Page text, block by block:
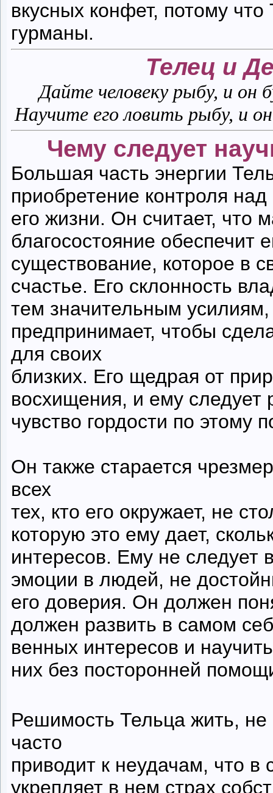
вкусных конфет, потому
гурманы.
Телец и
Дайте человеку рыбу, и он
Научите его ловить рыбу, и
Чему следует
Большая часть энергии
приобретение контроля
его жиз­ни. Он считает, что
благосостояние обеспечит
существование, которое в
счастье. Его склонность
тем значитель­ным
предпринимает, чтобы
для своих
близких. Его щедрая от
восхищения, и ему следует
чувство гордости по этому
Он также старается
всех
тех, кто его окружает, не
которую это ему дает,
интересов. Ему не следует
эмоции в людей, не
его доверия. Он должен
должен развить в самом
венных интересов и
них без посторонней
Решимость Тельца жить,
часто
приводит к неудачам, что в
укрепляет в нем страх